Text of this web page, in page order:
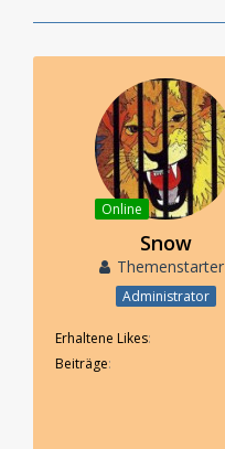
Online
Snow
Themenstarter
Administrator
Erhaltene Likes
Beiträge